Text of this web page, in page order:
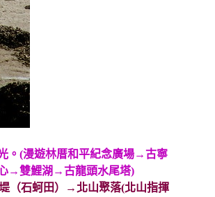
（石蚵田）→北山聚落(北山指揮